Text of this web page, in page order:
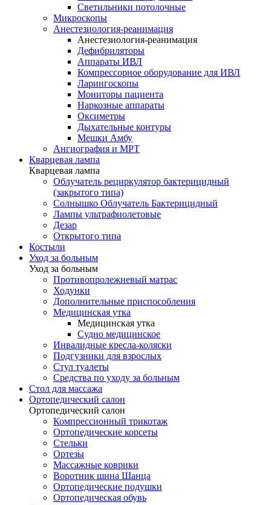
Светильники потолочные
Микроскопы
Анестезиология-реанимация
Анестезиология-реанимация
Дефибриляторы
Аппараты ИВЛ
Компрессорное оборудование для ИВЛ
Ларингоскопы
Мониторы пациента
Наркозные аппараты
Оксиметры
Дыхательные контуры
Мешки Амбу
Ангиография и МРТ
Кварцевая лампа
Кварцевая лампа
Облучатель рециркулятор бактерицидный
(закрытого типа)
Солнышко Облучатель Бактерицидный
Лампы ультрафиолетовые
Дезар
Открытого типа
Костыли
Уход за больным
Уход за больным
Противопролежневый матрас
Ходунки
Дополнительные приспособления
Медицинская утка
Медицинская утка
Судно медицинское
Инвалидные кресла-коляски
Подгузники для взрослых
Стул туалеты
Средства по уходу за больным
Cтол для массажа
Ортопедический салон
Ортопедический салон
Компрессионный трикотаж
Ортопедические корсеты
Стельки
Ортезы
Массажные коврики
Воротник шина Шанца
Ортопедические подушки
Ортопедическая обувь